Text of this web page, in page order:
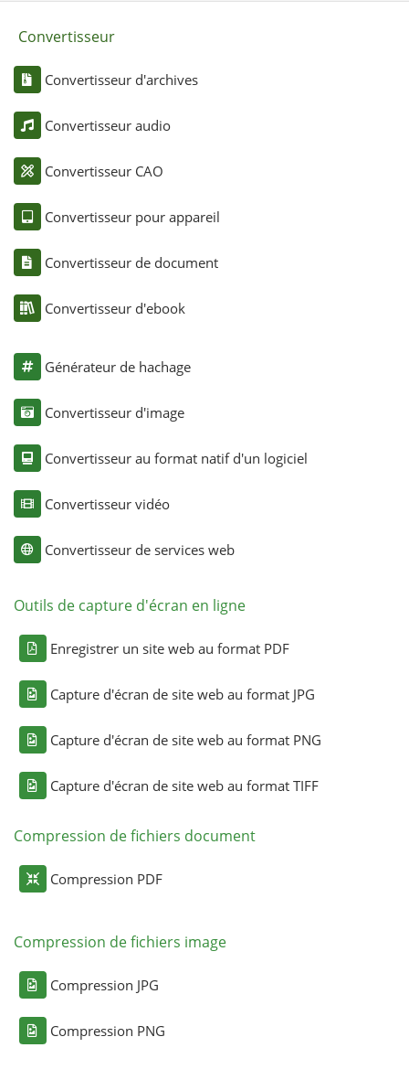
Convertisseur
Convertisseur d'archives
Convertisseur audio
Convertisseur CAO
Convertisseur pour appareil
Convertisseur de document
Convertisseur d'ebook
Générateur de hachage
Convertisseur d'image
Convertisseur au format natif d'un logiciel
Convertisseur vidéo
Convertisseur de services web
Outils de capture d'écran en ligne
Enregistrer un site web au format PDF
Capture d'écran de site web au format JPG
Capture d'écran de site web au format PNG
Capture d'écran de site web au format TIFF
Compression de fichiers document
Compression PDF
Compression de fichiers image
Compression JPG
Compression PNG